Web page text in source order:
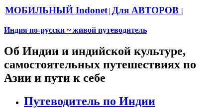
МОБИЛЬНЫЙ Indonet| Для АВТОРОВ |
Индия по-русски ~ живой путеводитель
Об Индии и индийской культуре,
самостоятельных путешествиях по
Азии и пути к себе
Путеводитель по Индии